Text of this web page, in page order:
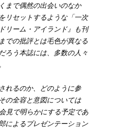
まで偶然の出会いのなか
リセットするような「一次
リーム・アイランド』も刊
での批評とは毛色が異なる
ろう本誌には、多数の人々
れるのか、どのように参
の全容と意図については
見で明らかにする予定であ
によるプレゼンテーション